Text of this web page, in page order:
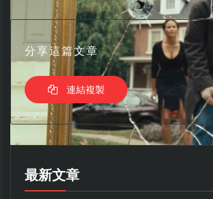
分享這篇文章
連結複製
最新文章